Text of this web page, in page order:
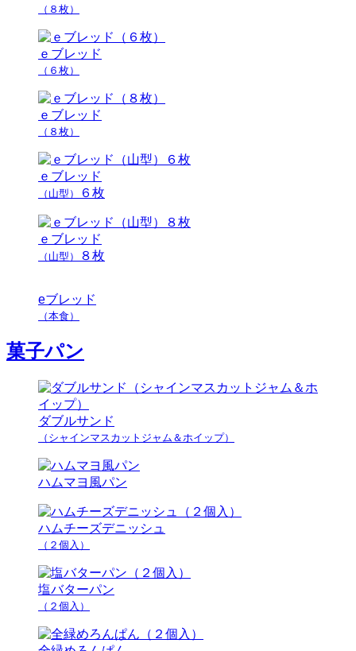
（８枚）
ｅブレッド
（６枚）
ｅブレッド
（８枚）
ｅブレッド
（山型） ６枚
ｅブレッド
（山型） ８枚
eブレッド
（本食）
菓子パン
ダブルサンド
（シャインマスカットジャム＆ホイップ）
ハムマヨ風パン
ハムチーズデニッシュ
（２個入）
塩バターパン
（２個入）